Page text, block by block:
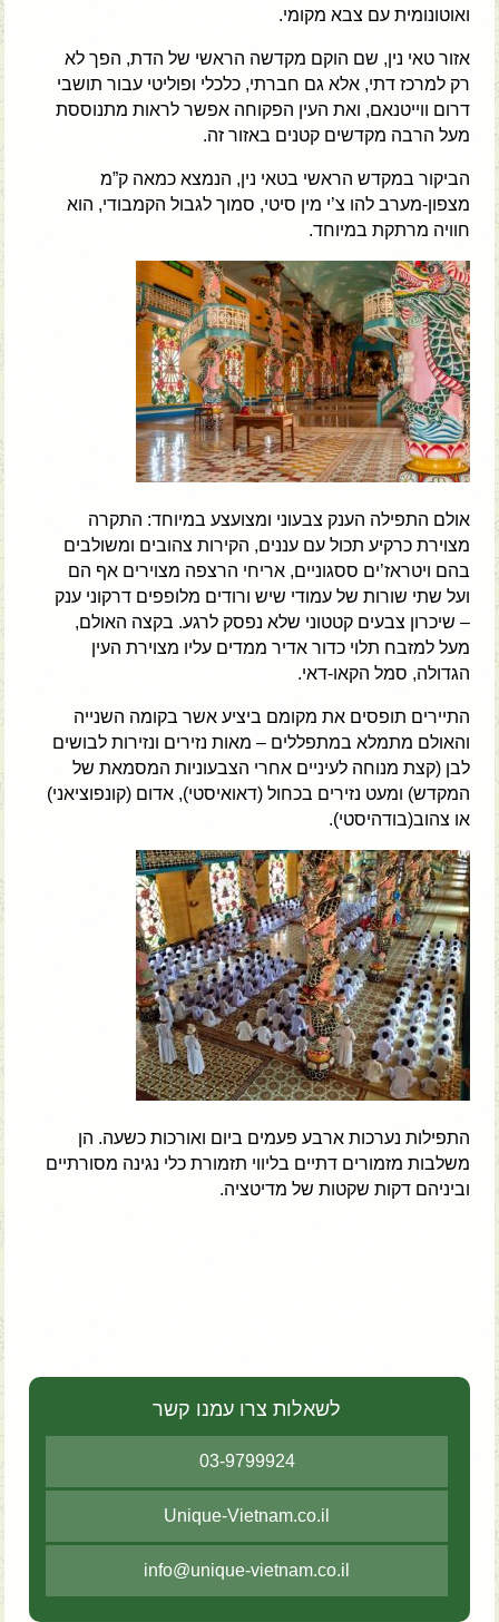
ואוטונומית עם צבא מקומי.
אזור טאי נין, שם הוקם מקדשה הראשי של הדת, הפך לא
רק למרכז דתי, אלא גם חברתי, כלכלי ופוליטי עבור תושבי
דרום ווייטנאם, ואת העין הפקוחה אפשר לראות מתנוססת
מעל הרבה מקדשים קטנים באזור זה.
הביקור במקדש הראשי בטאי נין, הנמצא כמאה ק”מ
מצפון-מערב להו צ’י מין סיטי, סמוך לגבול הקמבודי, הוא
חוויה מרתקת במיוחד.
אולם התפילה הענק צבעוני ומצועצע במיוחד: התקרה
מצוירת כרקיע תכול עם עננים, הקירות צהובים ומשולבים
בהם ויטראז’ים ססגוניים, אריחי הרצפה מצוירים אף הם
ועל שתי שורות של עמודי שיש ורודים מלופפים דרקוני ענק
– שיכרון צבעים קטטוני שלא נפסק לרגע. בקצה האולם,
מעל למזבח תלוי כדור אדיר ממדים עליו מצוירת העין
הגדולה, סמל הקאו-דאי.
התיירים תופסים את מקומם ביציע אשר בקומה השנייה
והאולם מתמלא במתפללים – מאות נזירים ונזירות לבושים
לבן (קצת מנוחה לעיניים אחרי הצבעוניות המסמאת של
המקדש) ומעט נזירים בכחול (דאואיסטי), אדום (קונפוציאני)
או צהוב(בודהיסטי).
התפילות נערכות ארבע פעמים ביום ואורכות כשעה. הן
משלבות מזמורים דתיים בליווי תזמורת כלי נגינה מסורתיים
וביניהם דקות שקטות של מדיטציה.
לשאלות צרו עמנו קשר
03-9799924
Unique-Vietnam.co.il
info@unique-vietnam.co.il